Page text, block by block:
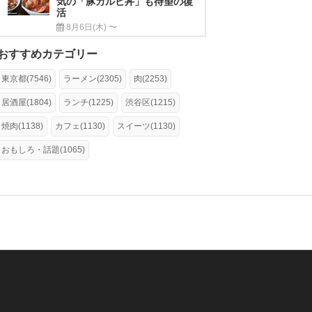
活
8月6日(木) 〜
すすめカテゴリー
東京都(7546) ラーメン(2305) 肉(2253)
居酒屋(1804) ランチ(1225) 渋谷区(1215)
焼肉(1138) カフェ(1130) スイーツ(1130)
おもしろ・話題(1065)